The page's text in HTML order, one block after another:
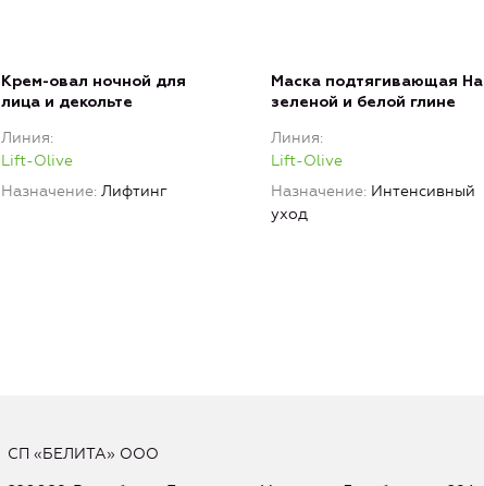
Крем-овал ночной для
лица и декольте
Линия
Lift-Olive
Назначение Лифтинг
Маска подтягивающая На
зеленой и белой глине
Линия
Lift-Olive
Назначение Интенсивный
уход
СП «БЕЛИТА» ООО